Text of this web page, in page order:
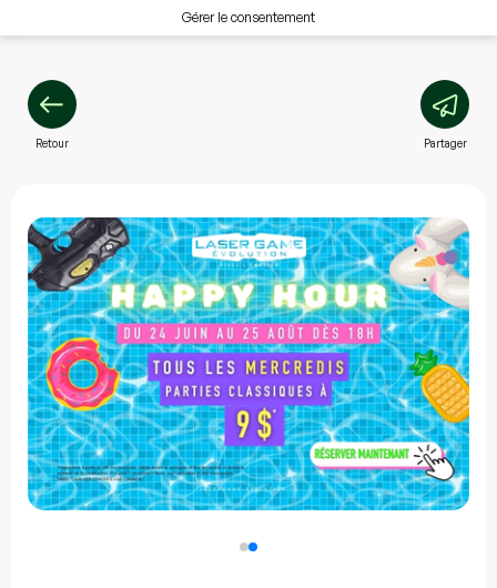
Gérer le consentement
Retour Partager